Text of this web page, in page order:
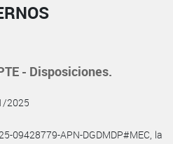
- Disposiciones.
2025
09428779-APN-DGDMDP#MEC, la